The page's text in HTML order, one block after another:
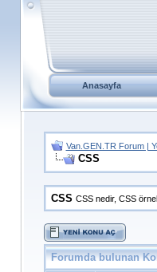
Anasayfa
Van.GEN.TR Forum |
CSS
CSS CSS nedir, CSS
Forumda bulunan